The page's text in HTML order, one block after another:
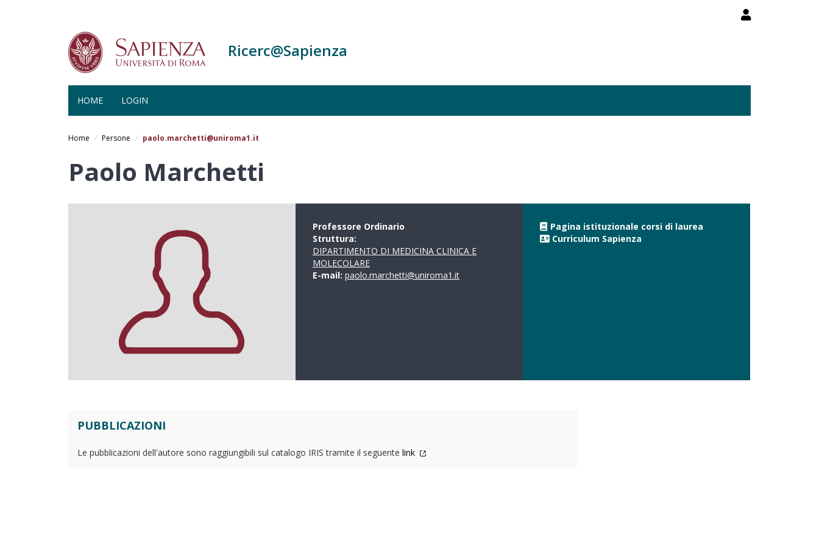
Ricerc@Sapienza
HOME LOGIN
Home Persone paolo.marchetti@uniroma1.it
Paolo Marchetti
Professore Ordinario
Struttura:
DIPARTIMENTO DI MEDICINA CLINICA E
MOLECOLARE
E-mail: paolo.marchetti@uniroma1.it
Pagina istituzionale corsi di laurea
Curriculum Sapienza
PUBBLICAZIONI
Le pubblicazioni dell'autore sono raggiungibili sul catalogo IRIS tramite il seguente link